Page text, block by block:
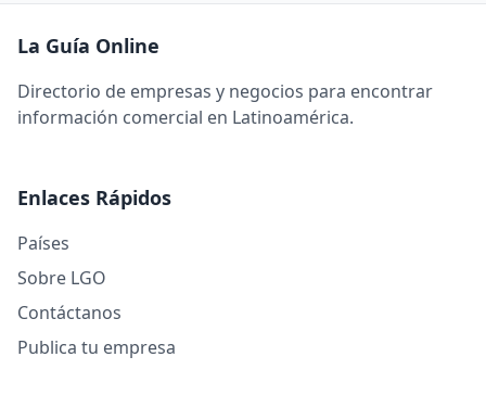
La Guía Online
Directorio de empresas y negocios para encontrar
información comercial en Latinoamérica.
Enlaces Rápidos
Países
Sobre LGO
Contáctanos
Publica tu empresa